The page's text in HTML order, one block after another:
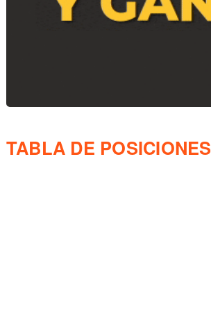
TABLA DE POSICIONES